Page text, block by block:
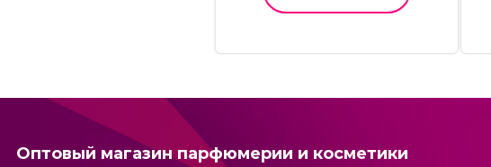
Оптовый магазин парфюмерии и косметики